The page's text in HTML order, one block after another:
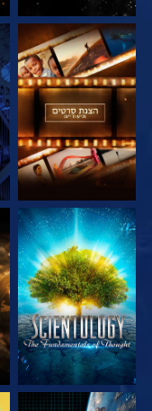
בדוק את הסדרה
בדוק את הסדרה